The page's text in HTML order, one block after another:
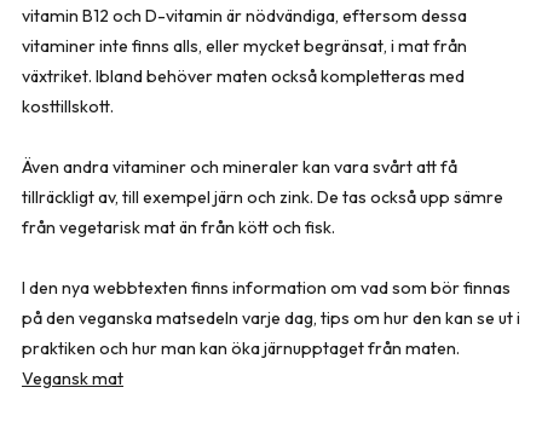
vitamin B12 och D-vitamin är nödvändiga, eftersom dessa
vitaminer inte finns alls, eller mycket begränsat, i mat från
växtriket. Ibland behöver maten också kompletteras med
kosttillskott.
Även andra vitaminer och mineraler kan vara svårt att få
tillräckligt av, till exempel järn och zink. De tas också upp sämre
från vegetarisk mat än från kött och fisk.
I den nya webbtexten finns information om vad som bör finnas
på den veganska matsedeln varje dag, tips om hur den kan se ut i
praktiken och hur man kan öka järnupptaget från maten.
Vegansk mat